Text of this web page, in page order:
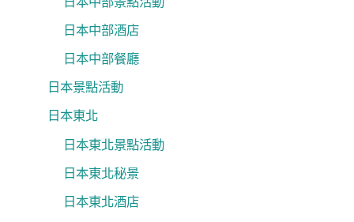
日本中部酒店
日本中部餐廳
日本景點活動
日本東北
日本東北景點活動
日本東北秘景
日本東北酒店